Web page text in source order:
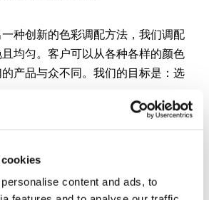
content and ads, to
种创新的色彩调配方法，我们调配
均匀。客户可以从各种各样的颜色
产品与众不同。我们的目标是：选